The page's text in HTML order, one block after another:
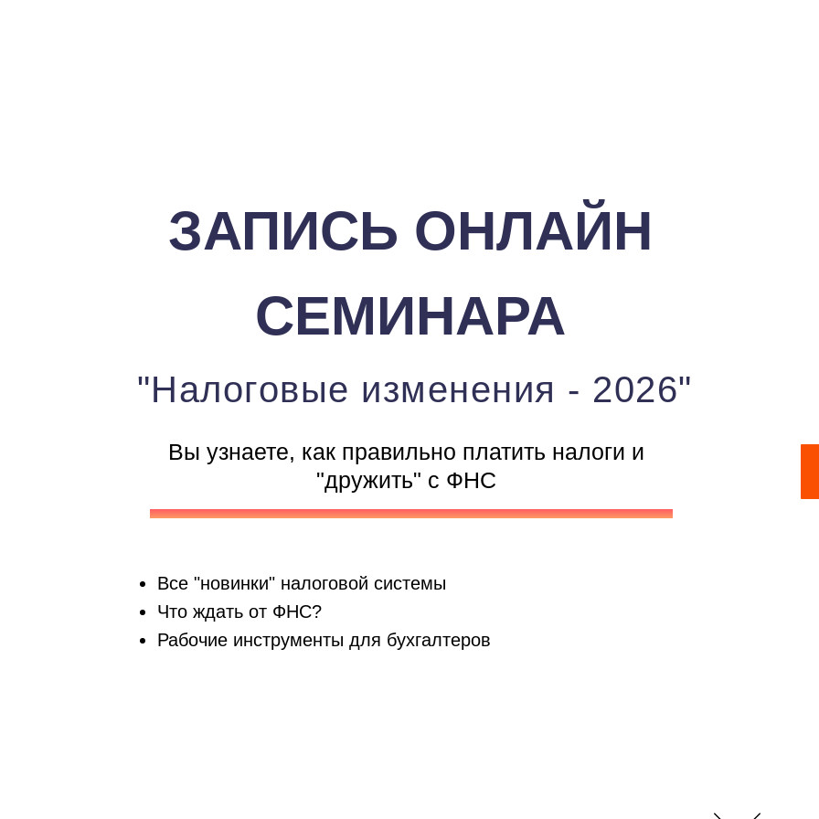
ЗАПИСЬ ОНЛАЙН
СЕМИНАРА
"Налоговые изменения - 2026"
Вы узнаете, как правильно платить налоги и
"дружить" с ФНС
Все "новинки" налоговой системы
Что ждать от ФНС?
Рабочие инструменты для бухгалтеров